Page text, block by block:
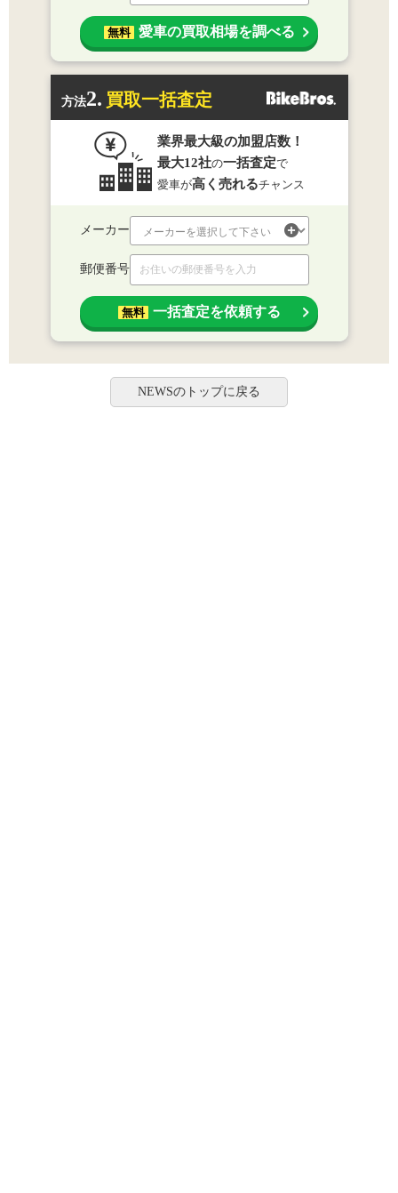
無料 愛車の買取相場を調べる
方法2. 買取一括査定
業界最大級の加盟店数！
最大12社の一括査定で
愛車が高く売れるチャンス
メーカー
郵便番号
無料 一括査定を依頼する
NEWSのトップに戻る